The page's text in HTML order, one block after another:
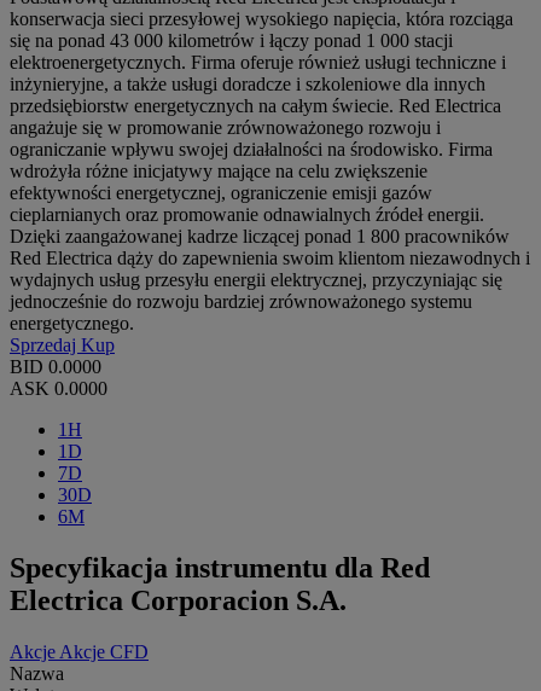
konserwacja sieci przesyłowej wysokiego napięcia, która rozciąga
się na ponad 43 000 kilometrów i łączy ponad 1 000 stacji
elektroenergetycznych. Firma oferuje również usługi techniczne i
inżynieryjne, a także usługi doradcze i szkoleniowe dla innych
przedsiębiorstw energetycznych na całym świecie. Red Electrica
angażuje się w promowanie zrównoważonego rozwoju i
ograniczanie wpływu swojej działalności na środowisko. Firma
wdrożyła różne inicjatywy mające na celu zwiększenie
efektywności energetycznej, ograniczenie emisji gazów
cieplarnianych oraz promowanie odnawialnych źródeł energii.
Dzięki zaangażowanej kadrze liczącej ponad 1 800 pracowników
Red Electrica dąży do zapewnienia swoim klientom niezawodnych i
wydajnych usług przesyłu energii elektrycznej, przyczyniając się
jednocześnie do rozwoju bardziej zrównoważonego systemu
energetycznego.
Sprzedaj Kup
BID 0.0000
ASK 0.0000
1H
1D
7D
30D
6M
Specyfikacja instrumentu dla Red
Electrica Corporacion S.A.
Akcje Akcje CFD
Nazwa